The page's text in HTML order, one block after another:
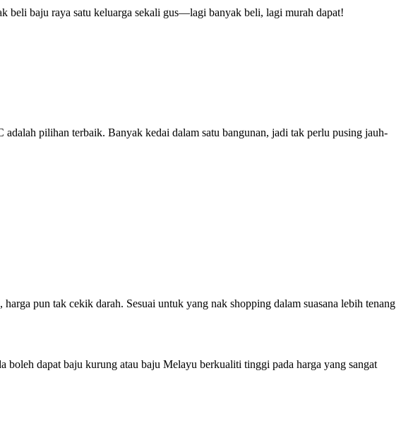
beli baju raya satu keluarga sekali gus—lagi banyak beli, lagi murah dapat!
pilihan terbaik. Banyak kedai dalam satu bangunan, jadi tak perlu pusing jauh-
pun tak cekik darah. Sesuai untuk yang nak shopping dalam suasana lebih tenang
boleh dapat baju kurung atau baju Melayu berkualiti tinggi pada harga yang sangat